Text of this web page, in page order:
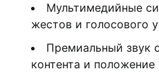
Мультимедийные
жестов и голосового
Премиальный звук
контента и